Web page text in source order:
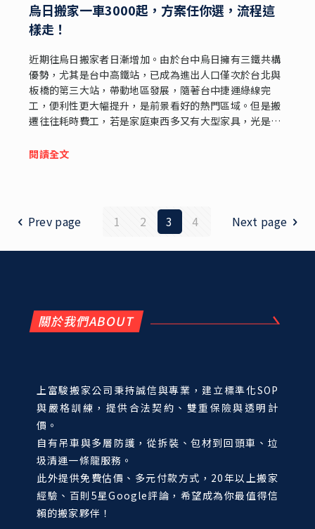
烏日搬家一車3000起，方案任你選，流程這
樣走！
近期往烏日搬家者日漸增加。由於台中烏日擁有三鐵共構
優勢，尤其是台中高鐵站，已成為進出人口僅次於台北與
板橋的第三大站，帶動地區發展，隨著台中捷運綠線完
工，便利性更大幅提升，是前景看好的熱門區域。但是搬
遷往往耗時費工，若是家庭東西多又有大型家具，光是打
方案，及大致費用資訊..
閱讀全文
Prev page 1 2 3 4 Next page
關於我們ABOUT
上富駿搬家公司秉持誠信與專業，建立標準化SOP
與嚴格訓練，提供合法契約、雙重保險與透明計
價。
自有吊車與多層防護，從拆裝、包材到回頭車、垃
圾清運一條龍服務。
此外提供免費估價、多元付款方式，20年以上搬家
經驗、百則5星Google評論，希望成為你最值得信
賴的搬家夥伴！